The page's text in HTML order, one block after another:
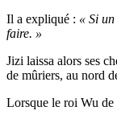
Il a expliqué : « Si
faire. »
Jizi laissa alors ses
de mûriers, au nord
Lorsque le roi Wu de